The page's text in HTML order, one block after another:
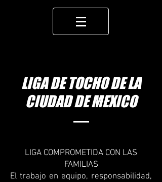
LIGA DE TOCHO DE LA
CIUDAD DE MEXICO
LIGA COMPROMETIDA CON LAS
FAMILIAS
El trabajo en equipo, responsabilidad,